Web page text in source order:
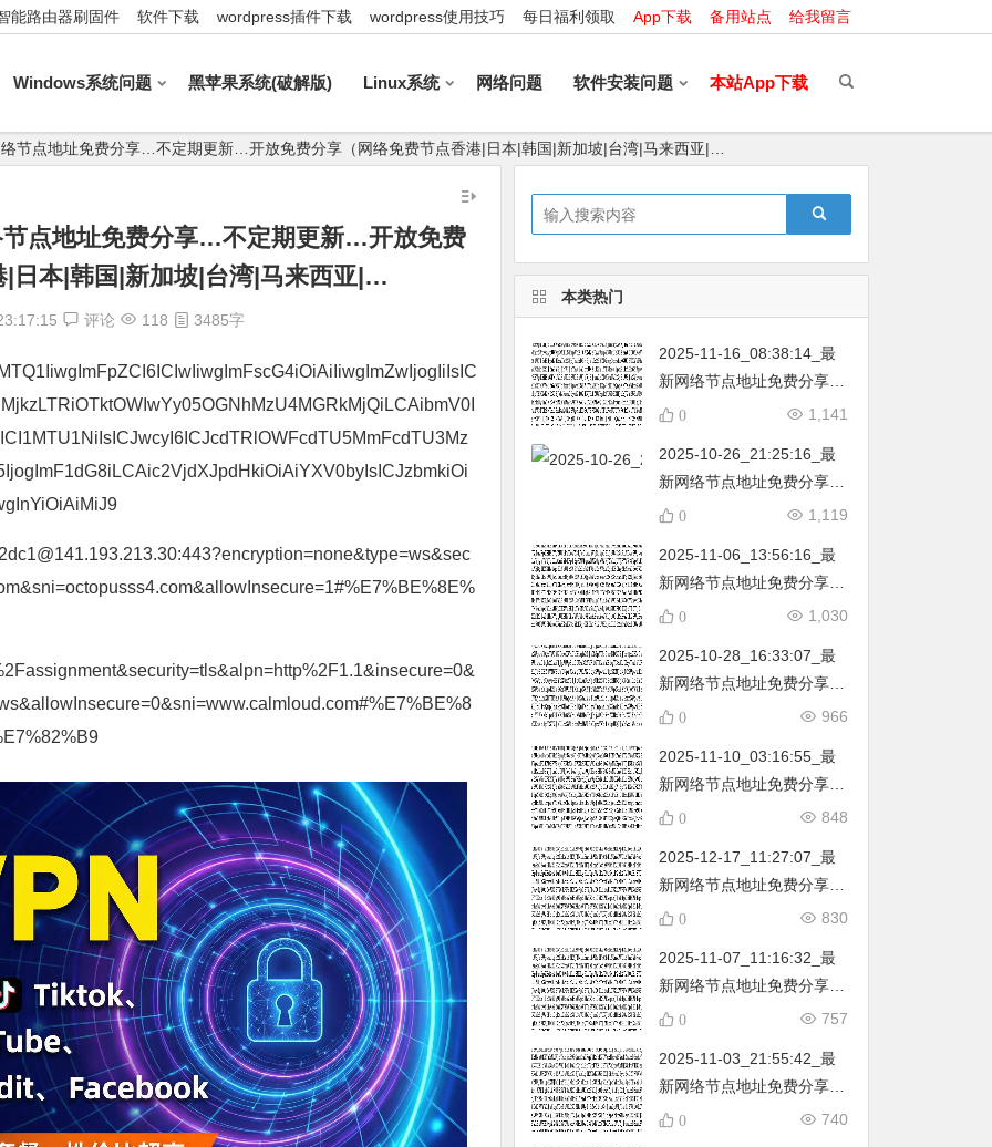
能路由器刷固件 软件下载 wordpress插件下载 wordpress使用技巧 每日福利领取 App下载 备用站点 给我留言
Windows系统问题 黑苹果系统(破解版) Linux系统 网络问题 软件安装问题 本站App下载
节点地址免费分享…不定期更新…开放免费分享（网络免费节点香港|日本|韩国|新加坡|台湾|马来西亚|…
节点地址免费分享…不定期更新…开放免费
|日本|韩国|新加坡|台湾|马来西亚|…
评论 118 3485字
本类热门
2025-11-16_08:38:14_最
新网络节点地址免费分享…
不定期更新…开放免费分享
韩国|新加坡|台湾|马来西亚|
…
1,141
0
2025-10-26_21:25:16_最
新网络节点地址免费分享…
不定期更新…开放免费分享
韩国|新加坡|台湾|马来西亚|
…
1,119
0
2025-11-06_13:56:16_最
新网络节点地址免费分享…
不定期更新…开放免费分享
韩国|新加坡|台湾|马来西亚|
…
1,030
0
2025-10-28_16:33:07_最
新网络节点地址免费分享…
不定期更新…开放免费分享
韩国|新加坡|台湾|马来西亚|
…
966
0
2025-11-10_03:16:55_最
新网络节点地址免费分享…
不定期更新…开放免费分享
韩国|新加坡|台湾|马来西亚|
…
848
0
2025-12-17_11:27:07_最
新网络节点地址免费分享…
不定期更新…开放免费分享
韩国|新加坡|台湾|马来西亚|
…
830
0
2025-11-07_11:16:32_最
新网络节点地址免费分享…
不定期更新…开放免费分享
韩国|新加坡|台湾|马来西亚|
…
757
0
2025-11-03_21:55:42_最
新网络节点地址免费分享…
不定期更新…开放免费分享
740
0